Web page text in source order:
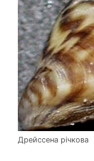
Дрейссена річкова